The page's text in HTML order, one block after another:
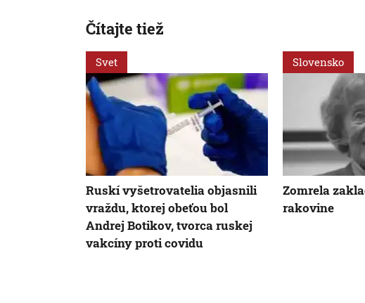
Čítajte tiež
Svet
Ruskí vyšetrovatelia objasnili
vraždu, ktorej obeťou bol
Andrej Botikov, tvorca ruskej
vakcíny proti covidu
Slovensko
Zomrela
rakovine